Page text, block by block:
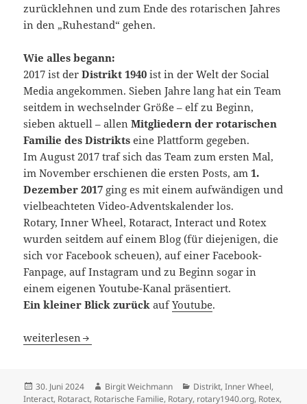
zurücklehnen und zum Ende des rotarischen Jahres
in den „Ruhestand“ gehen.
Wie alles begann:
2017 ist derDistrikt 1940 ist in der Welt der Social
Media angekommen. Sieben Jahre lang hat ein Team
seitdem in wechselnder Größe – elf zu Beginn,
sieben aktuell – allenMitgliedern der rotarischen
Familie des Distrikts eine Plattform gegeben.
Im August 2017 traf sich das Team zum ersten Mal,
im November erschienen die ersten Posts, am1.
Dezember 2017 ging es mit einem aufwändigen und
vielbeachteten Video-Adventskalender los.
Rotary, Inner Wheel, Rotaract, Interact und Rotex
wurden seitdem auf einem Blog (für diejenigen, die
sich vor Facebook scheuen), auf einer Facebook-
Fanpage, auf Instagram und zu Beginn sogar in
einem eigenen Youtube-Kanal präsentiert.
Ein kleiner Blick zurück aufYoutube.
Mission erfüllt: Rückblick und Adieu
weiterlesen
Veröffentlicht
am
30. Juni 2024 Autor
Birgit Weichmann Kategorien
Distrikt,Inner Wheel,
Interact, Rotaract, Rotarische Familie, Rotary, rotary1940.org, Rotex,